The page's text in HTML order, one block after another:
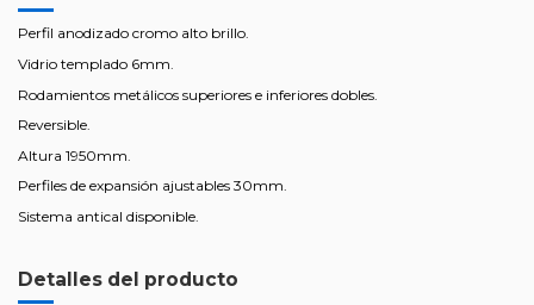
Perfil anodizado cromo alto brillo.
Vidrio templado 6mm.
Rodamientos metálicos superiores e inferiores dobles.
Reversible.
Altura 1950mm.
Perfiles de expansión ajustables 30mm.
Sistema antical disponible.
Detalles del producto